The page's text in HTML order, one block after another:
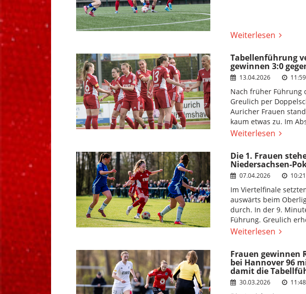
Weiterlesen
Tabellenführung
gewinnen 3:0
13.04.2026 11:59
Nach früher Führung
Greulich per
Auricher Frauen
kaum etwas zu. Im
Weiterlesen
Die 1. Frauen
Niedersachsen-
07.04.2026 10:21
Im Viertelfinale
auswärts beim
durch. In der 9.
Führung. Greulich
Weiterlesen
Frauen gewinnen
bei Hannover 96
damit die
30.03.2026 11:48